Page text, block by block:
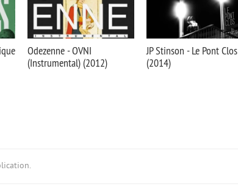
Odezenne - OVNI
(Instrumental) (2012)
JP Stinson - Le Pont Clos
(2014)